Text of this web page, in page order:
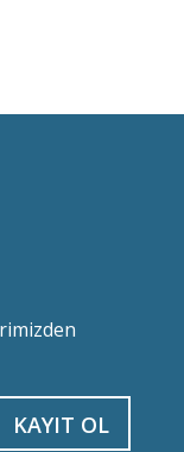
KAYIT OL